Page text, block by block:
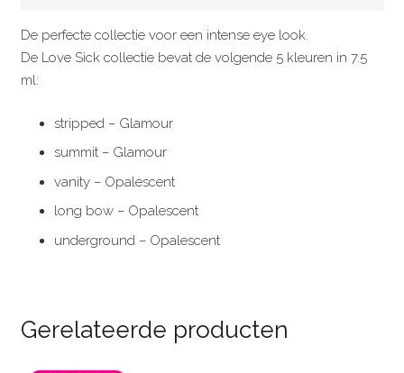
De perfecte collectie voor een intense eye look.
De Love Sick collectie bevat de volgende 5 kleuren in 7.5
ml:
stripped – Glamour
summit – Glamour
vanity – Opalescent
long bow – Opalescent
underground – Opalescent
Gerelateerde producten